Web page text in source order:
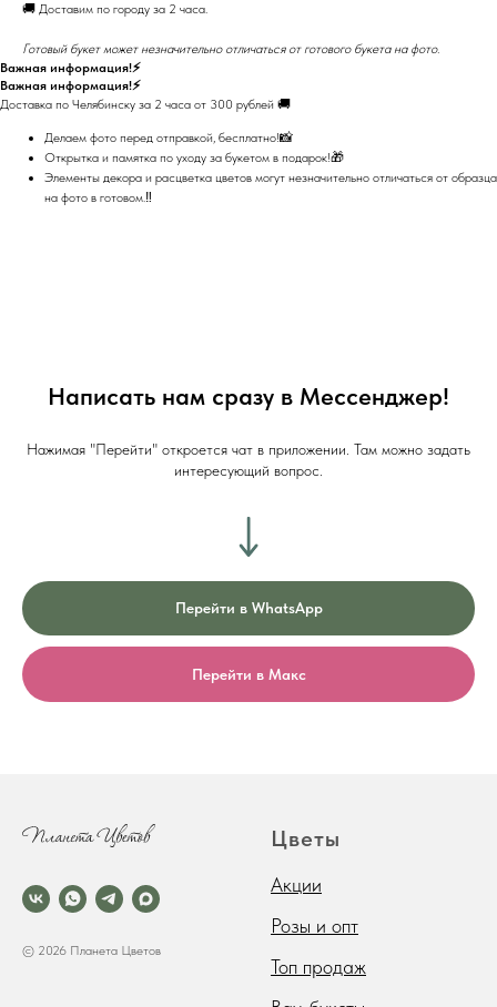
🚚 Доставим по городу за 2 часа.
Готовый букет может незначительно отличаться от готового букета на фото.
Важная информация!⚡
Важная информация!⚡
Доставка по Челябинску за 2 часа от 300 рублей 🚚
Делаем фото перед отправкой, бесплатно!📸
Открытка и памятка по уходу за букетом в подарок!🎁
Элементы декора и расцветка цветов могут незначительно отличаться от образца
на фото в готовом.‼️
Написать нам сразу в Мессенджер!
Нажимая "Перейти" откроется чат в приложении. Там можно задать
интересующий вопрос.
Перейти в WhatsApp
Перейти в Макс
© 2026 Планета Цветов
Цветы
Акции
Розы и опт
Топ продаж